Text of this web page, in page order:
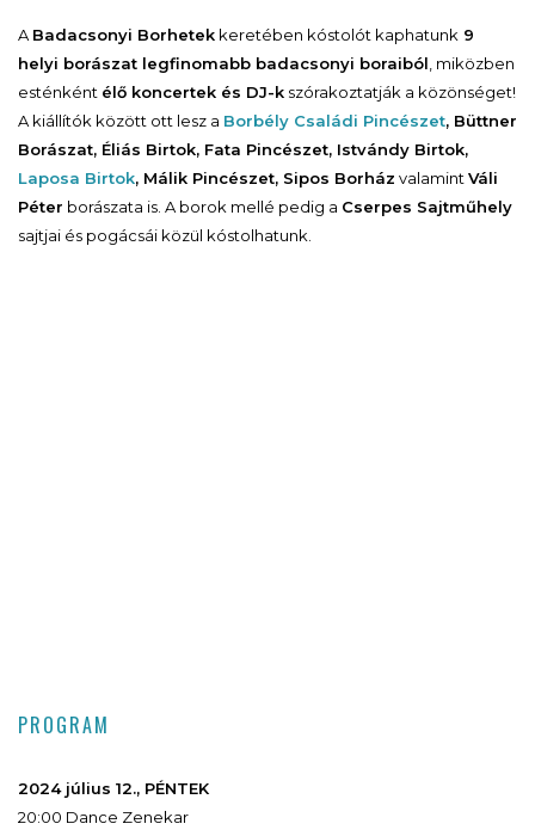
A Badacsonyi Borhetek keretében kóstolót kaphatunk 9
helyi borászat legfinomabb badacsonyi boraiból , miközben
esténként élő koncertek és DJ-k szórakoztatják a közönséget!
A kiállítók között ott lesz a Borbély Családi Pincészet, Büttner
Borászat, Éliás Birtok, Fata Pincészet, Istvándy Birtok,
Laposa Birtok, Málik Pincészet, Sipos Borház valamint Váli
Péter borászata is. A borok mellé pedig a Cserpes Sajtműhely
sajtjai és pogácsái közül kóstolhatunk.
PROGRAM
2024 július 12., PÉNTEK
20:00 Dance Zenekar